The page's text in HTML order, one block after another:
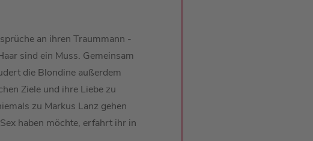
an ihren Traummann -
sind ein Muss. Gemeinsam
die Blondine außerdem
Ziele und ihre Liebe zu
zu Markus Lanz gehen
haben möchte, erfahrt ihr in